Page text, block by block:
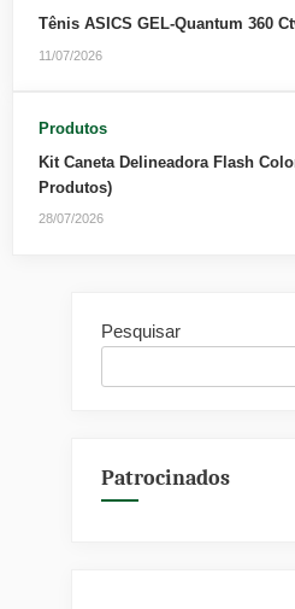
Tênis ASICS GEL-Quantum 360
11/07/2026
Produtos
Kit Caneta Delineadora Flash
Produtos)
28/07/2026
Pesquisar
Patrocinados